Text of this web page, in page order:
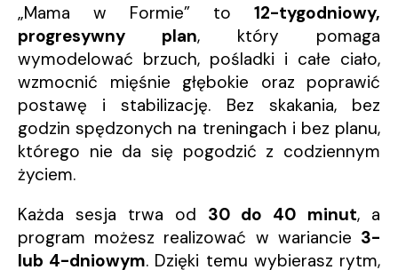
„Mama w Formie” to 12-tygodniowy,
progresywny plan, który pomaga
wymodelować brzuch, pośladki i całe ciało,
wzmocnić mięśnie głębokie oraz poprawić
postawę i stabilizację. Bez skakania, bez
godzin spędzonych na treningach i bez planu,
którego nie da się pogodzić z codziennym
życiem.
Każda sesja trwa od 30 do 40 minut, a
program możesz realizować w wariancie 3-
lub 4-dniowym. Dzięki temu wybierasz rytm,